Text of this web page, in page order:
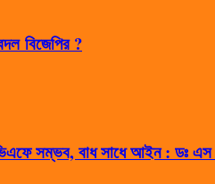
বিজেপির ?
সম্ভব, বাধ সাধে আইন : ডঃ